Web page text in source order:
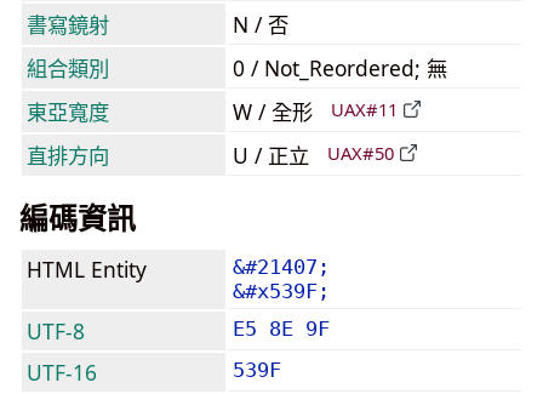
書寫鏡射
N / 否
組合類別
0 / Not_Reordered; 無
東亞寬度
W / 全形 UAX#11
直排方向 U / 正立 UAX#50
編碼資訊
HTML Entity
&#21407;
&#x539F;
UTF-8 E5 8E 9F
UTF-16 539F